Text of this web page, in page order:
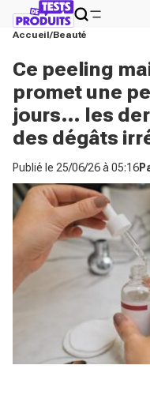
Accueil Beauté
Ce peeling
promet une
jours… les
des dégâts
Publié le 25/06/26 à 05:16